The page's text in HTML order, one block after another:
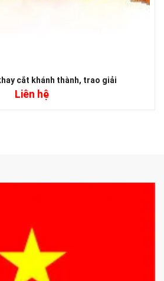
cắt khánh thành, trao giải
Liên hệ